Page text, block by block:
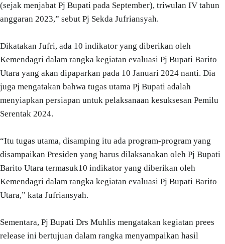
(sejak menjabat Pj Bupati pada September), triwulan IV tahun
anggaran 2023,” sebut Pj Sekda Jufriansyah.
Dikatakan Jufri, ada 10 indikator yang diberikan oleh
Kemendagri dalam rangka kegiatan evaluasi Pj Bupati Barito
Utara yang akan dipaparkan pada 10 Januari 2024 nanti. Dia
juga mengatakan bahwa tugas utama Pj Bupati adalah
menyiapkan persiapan untuk pelaksanaan kesuksesan Pemilu
Serentak 2024.
“Itu tugas utama, disamping itu ada program-program yang
disampaikan Presiden yang harus dilaksanakan oleh Pj Bupati
Barito Utara termasuk10 indikator yang diberikan oleh
Kemendagri dalam rangka kegiatan evaluasi Pj Bupati Barito
Utara,” kata Jufriansyah.
Sementara, Pj Bupati Drs Muhlis mengatakan kegiatan prees
release ini bertujuan dalam rangka menyampaikan hasil